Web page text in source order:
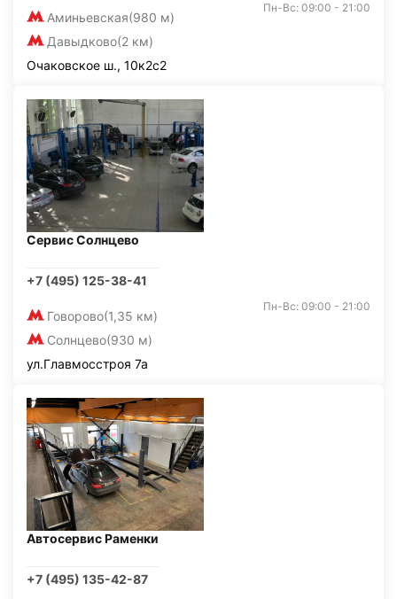
Аминьевская(980 м)
Давыдково(2 км)
Пн-Вс: 09:00 - 21:00
Очаковское ш., 10к2с2
Сервис Солнцево
+7 (495) 125-38-41
Говорово(1,35 км)
Солнцево(930 м)
Пн-Вс: 09:00 - 21:00
ул.Главмосстроя 7а
Автосервис Раменки
+7 (495) 135-42-87